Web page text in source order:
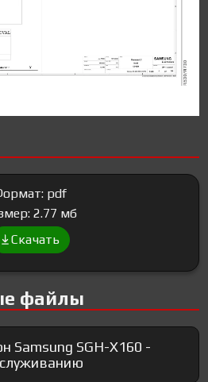
pdf
2.77 мб
Скачать
файлы
Samsung SGH-X160 -